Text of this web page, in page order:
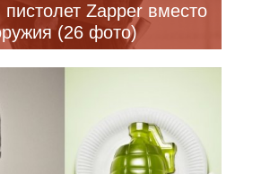
пистолет Zapper вместо
(26 фото)